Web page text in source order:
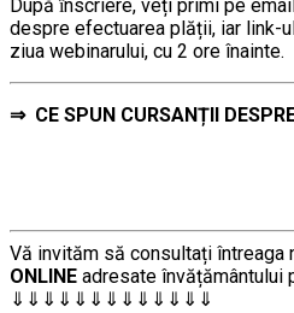
După ȋnscriere, veți primi pe
despre efectuarea plății, iar link-
ziua webinarului, cu 2 ore înainte.
⇒ CE SPUN CURSANȚII
Vă invităm să consultați întreaga
ONLINE adresate învățământului
⇓⇓⇓⇓⇓⇓⇓⇓⇓⇓⇓⇓⇓